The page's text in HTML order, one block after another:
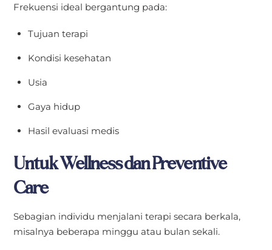
Frekuensi ideal bergantung pada:
Tujuan terapi
Kondisi kesehatan
Usia
Gaya hidup
Hasil evaluasi medis
Untuk Wellness dan Preventive
Care
Sebagian individu menjalani terapi secara berkala,
misalnya beberapa minggu atau bulan sekali.